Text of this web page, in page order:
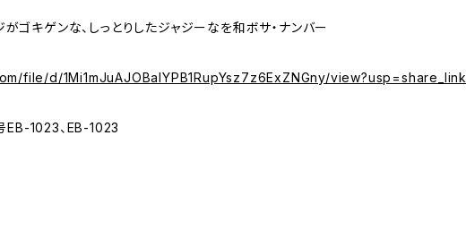
ゴキゲンな、しっとりしたジャジーなを和ボサ・ナンバー
file/d/1Mi1mJuAJOBalYPB1RupYsz7z6ExZNGny/view?usp=share_link
EB-1023、EB-1023